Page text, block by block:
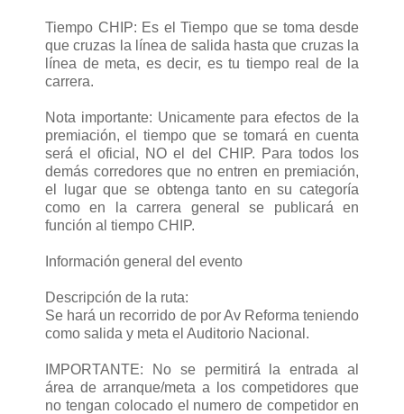
Tiempo CHIP: Es el Tiempo que se toma desde
que cruzas la línea de salida hasta que cruzas la
línea de meta, es decir, es tu tiempo real de la
carrera.
Nota importante: Unicamente para efectos de la
premiación, el tiempo que se tomará en cuenta
será el oficial, NO el del CHIP. Para todos los
demás corredores que no entren en premiación,
el lugar que se obtenga tanto en su categoría
como en la carrera general se publicará en
función al tiempo CHIP.
Información general del evento
Descripción de la ruta:
Se hará un recorrido de por Av Reforma teniendo
como salida y meta el Auditorio Nacional.
IMPORTANTE: No se permitirá la entrada al
área de arranque/meta a los competidores que
no tengan colocado el numero de competidor en